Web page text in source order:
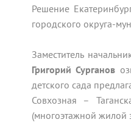
Решение
городского округа-
Заместитель
Григорий Сурганов
детского сада
Совхозная –
(многоэтажной жилой